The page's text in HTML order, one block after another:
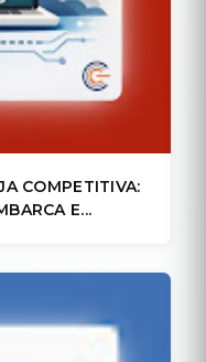
COMPETITIVA:
E...